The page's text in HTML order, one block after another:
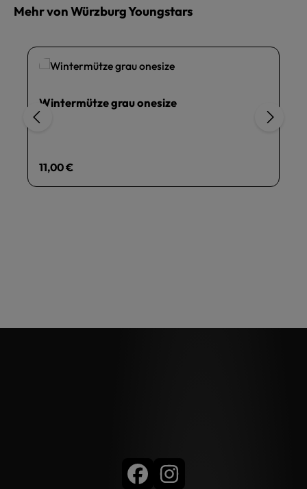
Mehr von Würzburg Youngstars
Wintermütze grau onesize
Regulärer Preis:
11,00 €